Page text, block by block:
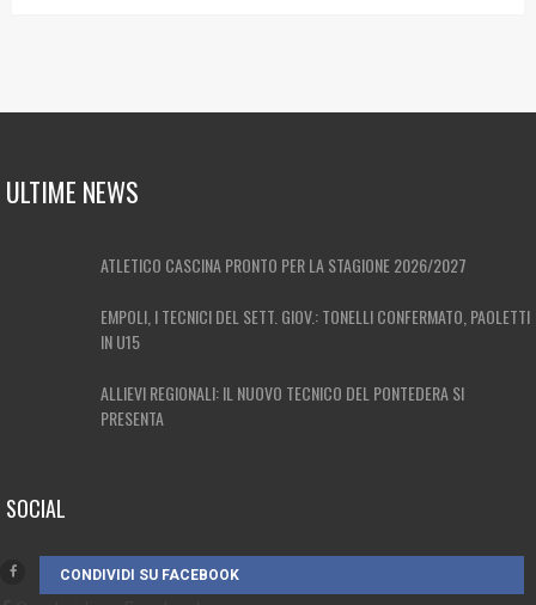
ULTIME NEWS
ATLETICO CASCINA PRONTO PER LA STAGIONE 2026/2027
EMPOLI, I TECNICI DEL SETT. GIOV.: TONELLI CONFERMATO, PAOLETTI
IN U15
ALLIEVI REGIONALI: IL NUOVO TECNICO DEL PONTEDERA SI
PRESENTA
SOCIAL
CONDIVIDI SU FACEBOOK